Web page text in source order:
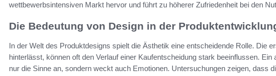
wettbewerbsintensiven Markt hervor und führt zu höherer Zufriedenheit bei den
Die Bedeutung von Design in der
In der Welt des Produktdesigns spielt die Ästhetik eine entscheidende Rolle. Die
hinterlässt, können oft den Verlauf einer Kaufentscheidung stark beeinflussen.
nur die Sinne an, sondern weckt auch Emotionen. Untersuchungen zeigen, dass